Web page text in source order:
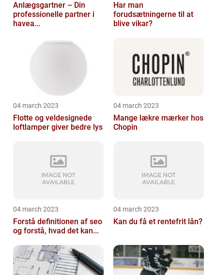
Anlægsgartner – Din
professionelle partner i
havea...
Har man
forudsætningerne til at
blive vikar?
04 march 2023
Flotte og veldesignede
loftlamper giver bedre lys
04 march 2023
Mange lækre mærker hos
Chopin
04 march 2023
Forstå definitionen af seo
og forstå, hvad det kan...
04 march 2023
Kan du få et rentefrit lån?